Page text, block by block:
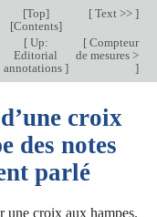
[Top]
[Contents]
[Text >> ]
[Up:
Editorial
annotations ]
[Compteur
de mesures >
]
croix
des notes
parlé
une croix aux hampes.